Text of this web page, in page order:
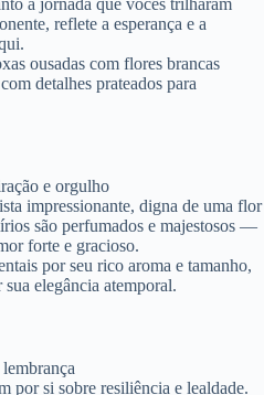
a jornada que vocês trilharam
reflete a esperança e a
ousadas com flores brancas
detalhes prateados para
e orgulho
impressionante, digna de uma flor
são perfumados e majestosos —
forte e gracioso.
por seu rico aroma e tamanho,
elegância atemporal.
por si sobre resiliência e lealdade.